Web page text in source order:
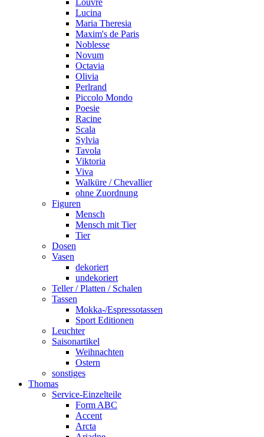
Louvre
Lucina
Maria Theresia
Maxim's de Paris
Noblesse
Novum
Octavia
Olivia
Perlrand
Piccolo Mondo
Poesie
Racine
Scala
Sylvia
Tavola
Viktoria
Viva
Walküre / Chevallier
ohne Zuordnung
Figuren
Mensch
Mensch mit Tier
Tier
Dosen
Vasen
dekoriert
undekoriert
Teller / Platten / Schalen
Tassen
Mokka-/Espressotassen
Sport Editionen
Leuchter
Saisonartikel
Weihnachten
Ostern
sonstiges
Thomas
Service-Einzelteile
Form ABC
Accent
Arcta